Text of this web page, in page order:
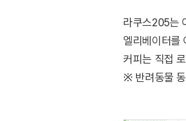
라쿠스205는
엘리베이터를
커피는 직접
※ 반려동물